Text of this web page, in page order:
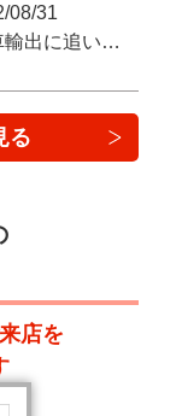
08/31
円安の影響により中古車輸出に追い風！
る
店を